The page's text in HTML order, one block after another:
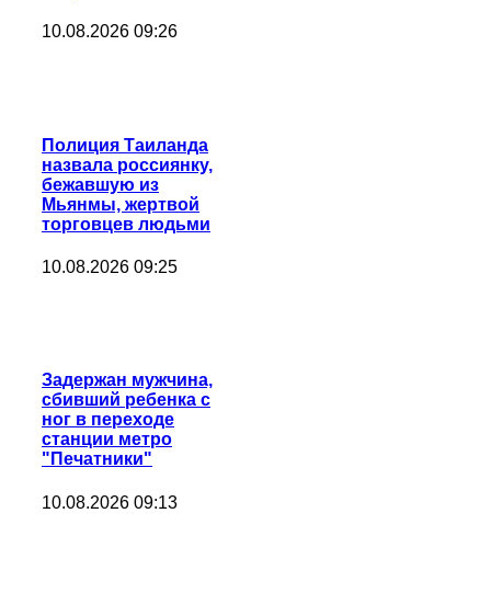
10.08.2026 09:26
Полиция Таиланда
назвала россиянку,
бежавшую из
Мьянмы, жертвой
торговцев людьми
10.08.2026 09:25
Задержан мужчина,
сбивший ребенка с
ног в переходе
станции метро
"Печатники"
10.08.2026 09:13